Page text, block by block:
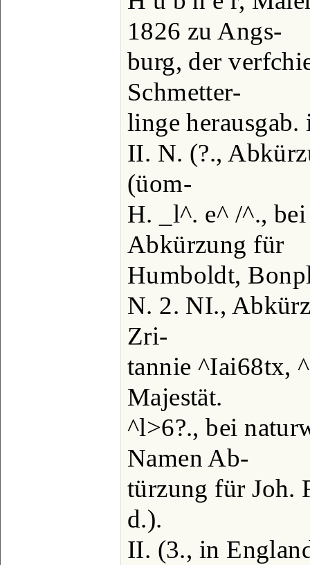
1826 zu Angs-
burg, der
Schmetter-
linge
II. N. (?.,
(üom-
H. _l^. e^ /^.,
Abkürzung für
Humboldt,
N. 2. NI.,
Zri-
tannie ^Iai68tx,
Majestät.
^l>6?., bei
Namen Ab-
türzung für Joh.
d.).
II. (3., in